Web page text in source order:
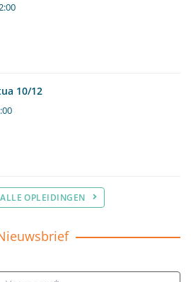
10/12
OPLEIDINGEN